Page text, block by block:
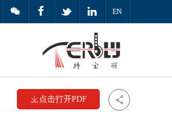
  EN
 点击打开PDF 